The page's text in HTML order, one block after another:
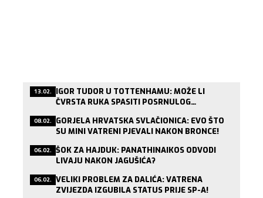
13.02. IGOR TUDOR U TOTTENHAMU: MOŽE LI
ČVRSTA RUKA SPASITI POSRNULOG
08.02. GORJELA HRVATSKA SVLAČIONICA: EVO ŠTO
SU MINI VATRENI PJEVALI NAKON BRONCE!
06.02. ŠOK ZA HAJDUK: PANATHINAIKOS ODVODI
LIVAJU NAKON JAGUŠIĆA?
06.02. VELIKI PROBLEM ZA DALIĆA: VATRENA
ZVIJEZDA IZGUBILA STATUS PRIJE SP-A!